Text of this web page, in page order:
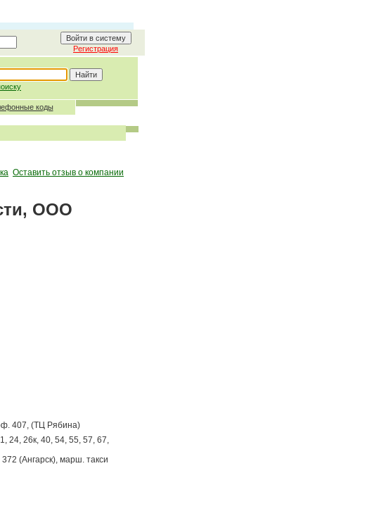
Регистрация
коды
Оставить отзыв о компании
ООО
407, (ТЦ Рябина)
24, 26к, 40, 54, 55, 57, 67,
(Ангарск), марш. такси